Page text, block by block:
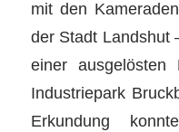
mit den
der Stadt Landshut
einer ausgelösten
Industriepark
Erkundung